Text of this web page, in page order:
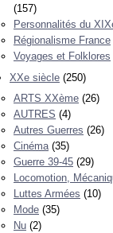
(157)
Personnalités du
Régionalisme France
Voyages et Folklores
XXe siècle (250)
ARTS XXème (26)
AUTRES (4)
Autres Guerres (26)
Cinéma (35)
Guerre 39-45 (29)
Locomotion,
Luttes Armées (10)
Mode (35)
Nu (2)